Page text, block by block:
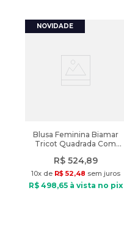
Blusa Feminina Biamar
Tricot Quadrada Com
R$ 524,89
10x de R$ 52,48 sem juros
R$ 498,65à vista no pix